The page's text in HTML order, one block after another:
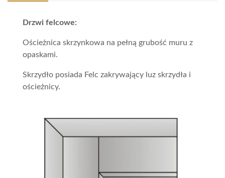
Drzwi felcowe:
Ościeżnica skrzynkowa na pełną grubość muru z
opaskami.
Skrzydło posiada Felc zakrywający luz skrzydła i
ościeżnicy.